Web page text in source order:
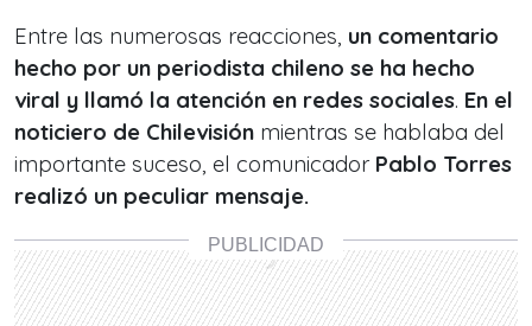
Entre las numerosas reacciones, un comentario
hecho por un periodista chileno se ha hecho
viral y llamó la atención en redes sociales. En el
noticiero de Chilevisión mientras se hablaba del
importante suceso, el comunicador Pablo Torres
realizó un peculiar mensaje.